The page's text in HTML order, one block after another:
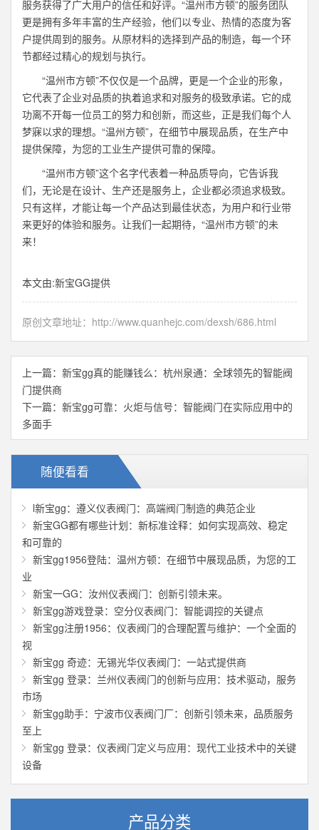
服务获得了广大用户的信任和好评。“温州市方顿”的服务团队
更是拥有多年丰富的生产经验，他们以专业、热情的态度为客
户提供周到的服务。从原材料的选择到产品的制造，每一个环
节都经过精心的规划与执行。
“温州市方顿”不仅仅是一个品牌，更是一个企业的形象，
它代表了企业对品质的执着追求和对服务的极致承诺。它的成
功离不开每一位员工的努力和创新，而这些，正是我们每个人
梦寐以求的理想。“温州方顿”，在细节中展现品质，在生产中
提供保障，为您的工业生产提供可靠的保障。
“温州市方顿”这个名字代表着一种品质导向，它告诉我
们，无论是在设计、生产还是服务上，企业都必须追求极致。
只有这样，才能让每一个产品达到最佳状态，为用户和行业带
来更好的体验和服务。让我们一起期待，“温州市方顿”的未
来！
本文由:新宝GG提供
原创文章地址： http://www.quanhejc.com/dexsh/686.html
上一篇： 新宝gg真的能赚钱么：杭州泉通：全球领先的智能阀
门提供商
下一篇： 新宝gg可靠：火炬与信号：智能阀门在实际应用中的
多面手
随便看看
l新宝gg：遵义仪表阀门：高端阀门制造的典范企业
新宝GG都有哪些计划：新标准诠释：如何实现高效、稳定
和可靠的
新宝gg1956登陆：温州方顿：在细节中展现品质，为您的工
业
新宝一GG：汝州仪表阀门：创新引领未来。
新宝gg游戏登录：空分仪表阀门：智能调控的关键点
新宝gg注册1956：仪表阀门的合理配置与维护：一个全面的
视
新宝gg 奇迹：无锡光华仪表阀门：一站式提供商
新宝gg 登录：兰州仪表阀门的创新与应用：技术驱动，服务
市场
新宝gg助手：宁波市仪表阀门厂：创新引领未来，品质服务
至上
新宝gg 登录：仪表阀门定义与应用：现代工业技术中的关键
设备
产品分类